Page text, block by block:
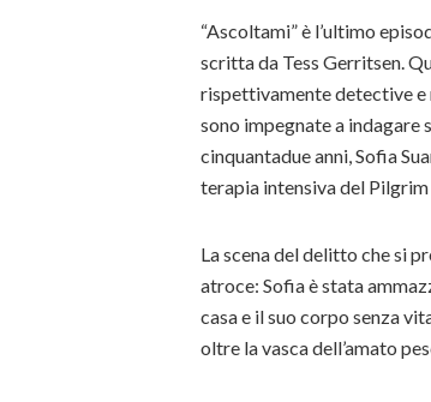
“Ascoltami” è l’ultimo
scritta da Tess Gerritsen.
rispettivamente detective e
sono impegnate a indagare
cinquantadue anni, Sofia
terapia intensiva del
La scena del delitto che si
atroce: Sofia è stata
casa e il suo corpo senza
oltre la vasca dell’amato